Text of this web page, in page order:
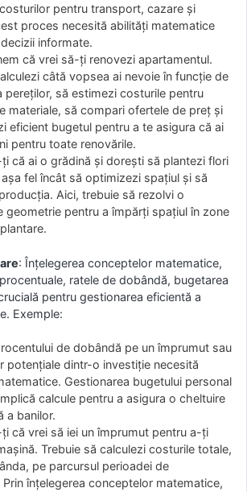
pentru transport, cazare și
proces necesită abilități matematice
informate.
că vrei să-ți renovezi apartamentul.
câtă vopsea ai nevoie în funcție de
pereților, să estimezi costurile pentru
materiale, să compari ofertele de preț și
eficient bugetul pentru a te asigura că ai
pentru toate renovările.
că ai o grădină și dorești să plantezi flori
fel încât să optimizezi spațiul și să
Aici, trebuie să rezolvi o
geometrie pentru a împărți spațiul în zone
: Înțelegerea conceptelor matematice,
ratele de dobândă, bugetarea
pentru gestionarea eficientă a
Exemple:
de dobândă pe un împrumut sau
potențiale dintr-o investiție necesită
Gestionarea bugetului personal
calcule pentru a asigura o cheltuire
a banilor.
că vrei să iei un împrumut pentru a-ți
Trebuie să calculezi costurile totale,
pe parcursul perioadei de
Prin înțelegerea conceptelor matematice,